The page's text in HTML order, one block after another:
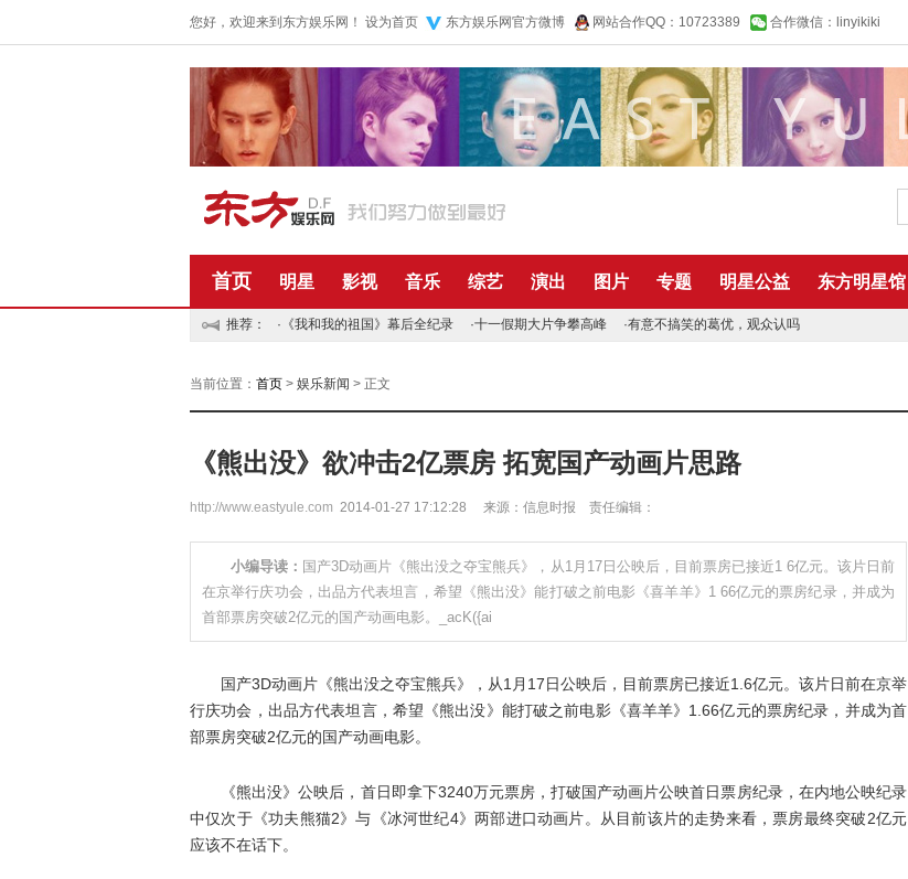
您好，欢迎来到东方娱乐网！ 设为首页 东方娱乐网官方微博 网站合作QQ：10723389 合作微信：linyikiki
首页 明星 影视 音乐 综艺 演出 图片 专题 明星公益 东方明星馆
推荐： · 《我和我的祖国》幕后全纪录 ·十一假期大片争攀高峰 ·有意不搞笑的葛优，观众认吗
当前位置： 首页 > 娱乐新闻 > 正文
《熊出没》欲冲击2亿票房 拓宽国产动画片思路
http://www.eastyule.com 2014-01-27 17:12:28 来源：信息时报 责任编辑：
小编导读： 国产3D动画片《熊出没之夺宝熊兵》，从1月17日公映后，目前票房已接近1 6亿元。该片日前
在京举行庆功会，出品方代表坦言，希望《熊出没》能打破之前电影《喜羊羊》1 66亿元的票房纪录，并成为
首部票房突破2亿元的国产动画电影。_acK({ai
国产3D动画片《熊出没之夺宝熊兵》，从1月17日公映后，目前票房已接近1.6亿元。该片日前在京举
行庆功会，出品方代表坦言，希望《熊出没》能打破之前电影《喜羊羊》1.66亿元的票房纪录，并成为首
部票房突破2亿元的国产动画电影。
《熊出没》公映后，首日即拿下3240万元票房，打破国产动画片公映首日票房纪录，在内地公映纪录
中仅次于《功夫熊猫2》与《冰河世纪4》两部进口动画片。从目前该片的走势来看，票房最终突破2亿元
应该不在话下。